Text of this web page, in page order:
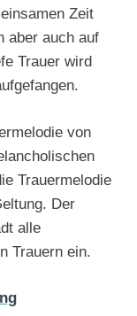
Zeit
aber auch auf
Trauer wird
von
Trauermelodie
Der
alle
Trauern ein.